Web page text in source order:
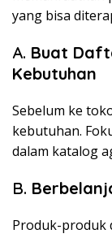
yang bisa
A. Buat
Kebutuhan
Sebelum ke
kebutuhan.
dalam katalog
B.
Produk-produk